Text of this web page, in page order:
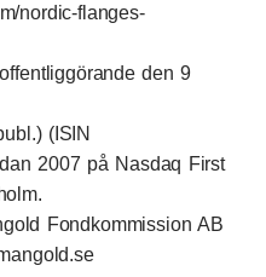
nordic-flanges-
den 9
(ISIN
2007 på Nasdaq First
Fondkommission AB